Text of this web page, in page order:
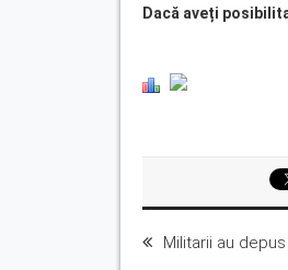
Dacă aveți
Militarii au